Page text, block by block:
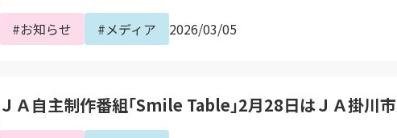
#お知らせ #メディア 2026/03/05
ＪＡ自主制作番組｢Smile Table｣2月28日はＪＡ掛川